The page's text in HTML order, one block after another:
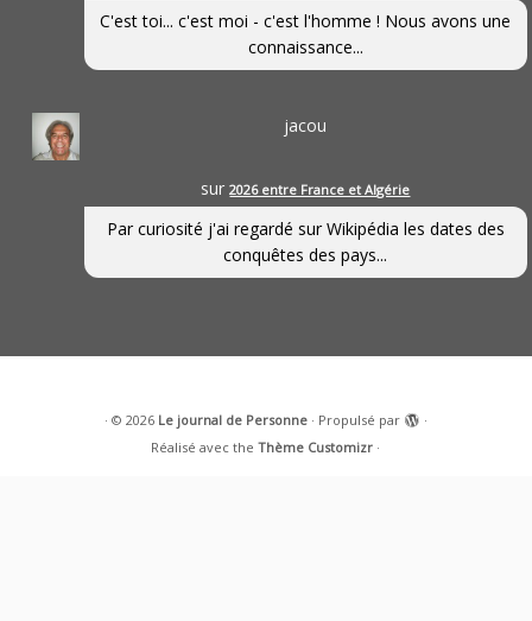
C'est toi... c'est moi - c'est l'homme ! Nous avons une
connaissance...
jacou
sur2026 entre France et Algérie
Par curiosité j'ai regardé sur Wikipédia les dates des
conquêtes des pays...
· © 2026 Le journal de Personne· Propulsé par
·
Réalisé avec theThème Customizr ·